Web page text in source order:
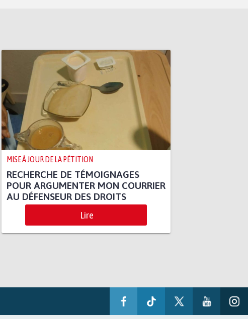
MISE À JOUR DE LA PÉTITION
RECHERCHE DE TÉMOIGNAGES
POUR ARGUMENTER MON COURRIER
AU DÉFENSEUR DES DROITS
Lire